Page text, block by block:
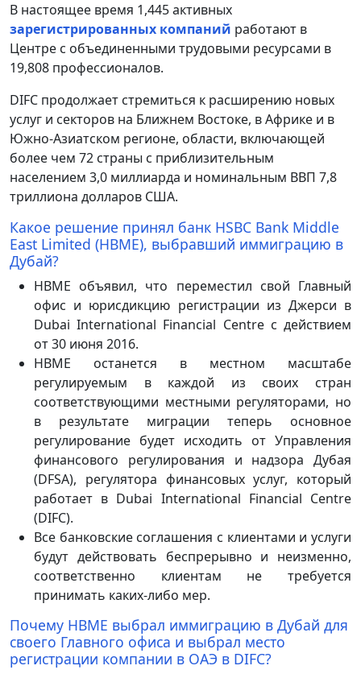
В настоящее время 1,445 активных
зарегистрированных компаний работают в
Центре с объединенными трудовыми ресурсами в
19,808 профессионалов.
DIFC продолжает стремиться к расширению новых
услуг и секторов на Ближнем Востоке, в Африке и в
Южно-Азиатском регионе, области, включающей
более чем 72 страны с приблизительным
населением 3,0 миллиарда и номинальным ВВП 7,8
триллиона долларов США.
Какое решение принял банк HSBC Bank Middle
East Limited (HBME), выбравший иммиграцию в
Дубай?
HBME объявил, что переместил свой Главный
офис и юрисдикцию регистрации из Джерси в
Dubai International Financial Centre с действием
от 30 июня 2016.
HBME останется в местном масштабе
регулируемым в каждой из своих стран
соответствующими местными регуляторами, но
в результате миграции теперь основное
регулирование будет исходить от Управления
финансового регулирования и надзора Дубая
(DFSA), регулятора финансовых услуг, который
работает в Dubai International Financial Centre
(DIFC).
Все банковские соглашения с клиентами и услуги
будут действовать беспрерывно и неизменно,
соответственно клиентам не требуется
принимать каких-либо мер.
Почему HBME выбрал иммиграцию в Дубай для
своего Главного офиса и выбрал место
регистрации компании в ОАЭ в DIFC?